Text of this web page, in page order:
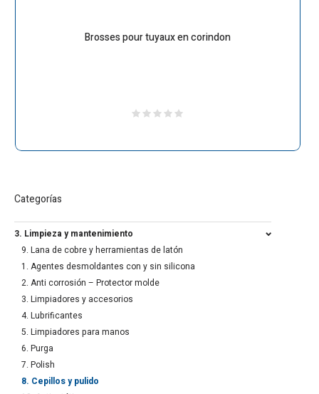
Brosses pour tuyaux en corindon
Categorías
3. Limpieza y mantenimiento
9. Lana de cobre y herramientas de latón
1. Agentes desmoldantes con y sin silicona
2. Anti corrosión – Protector molde
3. Limpiadores y accesorios
4. Lubrificantes
5. Limpiadores para manos
6. Purga
7. Polish
8. Cepillos y pulido